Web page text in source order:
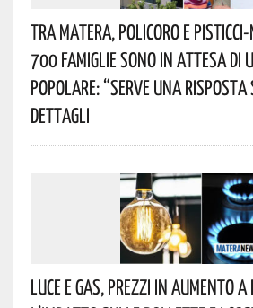
Tra Matera, Policoro E
700 Famiglie Sono In Attesa Di
Popolare: “serve Una
Dettagli
Luce E Gas, Prezzi In Aumento